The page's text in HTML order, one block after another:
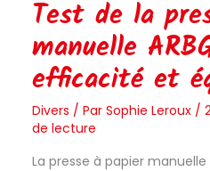
Test de la
manuelle
efficacité et
Divers / Par Sophie Leroux /
de lecture
La presse à papier manuelle